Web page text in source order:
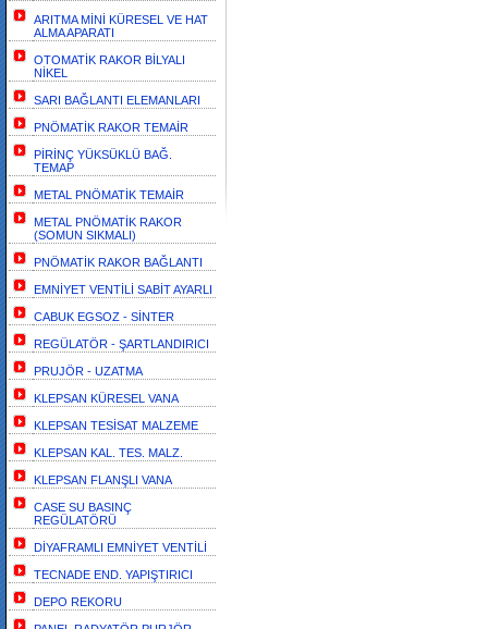
ARITMA MİNİ KÜRESEL VE HAT
ALMA APARATI
OTOMATİK RAKOR BİLYALI
NİKEL
SARI BAĞLANTI ELEMANLARI
PNÖMATİK RAKOR TEMAİR
PİRİNÇ YÜKSÜKLÜ BAĞ.
TEMAP
METAL PNÖMATİK TEMAİR
METAL PNÖMATİK RAKOR
(SOMUN SIKMALI)
PNÖMATİK RAKOR BAĞLANTI
EMNİYET VENTİLİ SABİT AYARLI
CABUK EGSOZ - SİNTER
REGÜLATÖR - ŞARTLANDIRICI
PRUJÖR - UZATMA
KLEPSAN KÜRESEL VANA
KLEPSAN TESİSAT MALZEME
KLEPSAN KAL. TES. MALZ.
KLEPSAN FLANŞLI VANA
CASE SU BASINÇ
REGÜLATÖRÜ
DİYAFRAMLI EMNİYET VENTİLİ
TECNADE END. YAPIŞTIRICI
DEPO REKORU